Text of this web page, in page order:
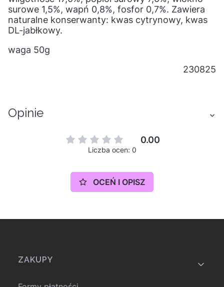
surowe 1,5%, wapń 0,8%, fosfor 0,7%. Zawiera
naturalne konserwanty: kwas cytrynowy, kwas
DL-jabłkowy.
waga 50g
230825
Opinie
0.00
Liczba ocen: 0
OCEŃ I OPISZ
Linki w stopce
ZAKUPY